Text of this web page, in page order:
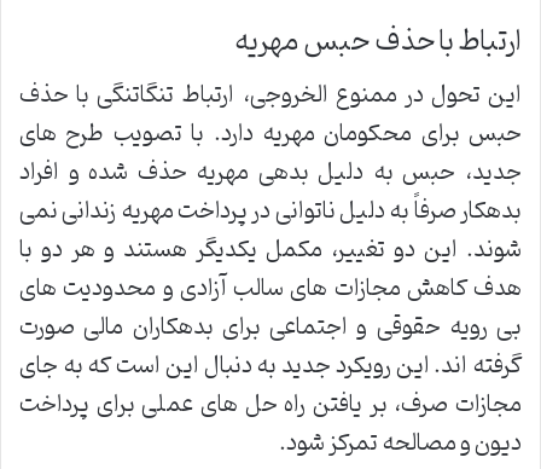
ارتباط با حذف حبس مهریه
این تحول در ممنوع الخروجی، ارتباط تنگاتنگی با حذف
حبس برای محکومان مهریه دارد. با تصویب طرح های
جدید، حبس به دلیل بدهی مهریه حذف شده و افراد
بدهکار صرفاً به دلیل ناتوانی در پرداخت مهریه زندانی نمی
شوند. این دو تغییر، مکمل یکدیگر هستند و هر دو با
هدف کاهش مجازات های سالب آزادی و محدودیت های
بی رویه حقوقی و اجتماعی برای بدهکاران مالی صورت
گرفته اند. این رویکرد جدید به دنبال این است که به جای
مجازات صرف، بر یافتن راه حل های عملی برای پرداخت
دیون و مصالحه تمرکز شود.